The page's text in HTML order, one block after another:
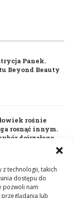
z technologii, takich
dostępu do
pozwoli nam
lub
Panek.
Beyond Beauty
rośnie
rosnąć innym.
dojrzałego
Cię